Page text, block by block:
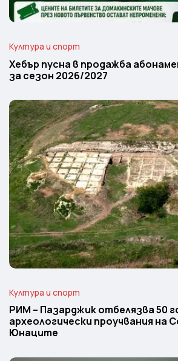
Култура и спорт
Хебър пусна в продажба
за сезон 2026/2027
Култура и спорт
РИМ – Пазарджик отбелязва 50
археологически проучвания на
Юнаците